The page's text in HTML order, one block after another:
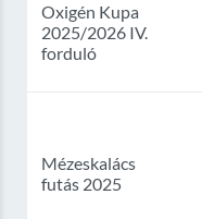
Oxigén Kupa
2025/2026 IV.
forduló
Mézeskalács
futás 2025